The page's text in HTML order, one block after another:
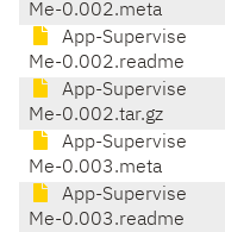
Me-0.002.meta
App-Supervise
Me-0.002.readme
App-Supervise
Me-0.002.tar.gz
App-Supervise
Me-0.003.meta
App-Supervise
Me-0.003.readme